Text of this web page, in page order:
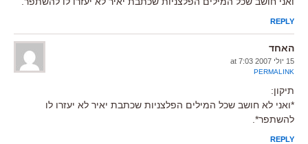
REPLY
האחד
15 יולי 2007 at 7:03
PERMALINK
תיקון:
*ואני לא חושב שכל המילים הפלצניות שכתבת יאיר לא יעזרו לו
להשתפר*.
REPLY